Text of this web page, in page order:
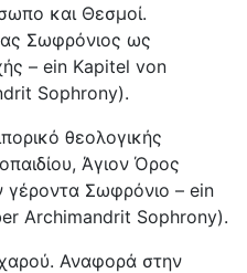
και Θεσμοί.
Σωφρόνιος ως
– ein Kapitel von
Sophrony).
θεολογικής
Άγιον Όρος
γέροντα Σωφρόνιο – ein
Archimandrit Sophrony).
Αναφορά στην